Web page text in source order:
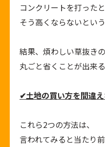
コンクリートを打ったと
そう高くならないとい
結果、煩わしい草抜き
丸ごと省くことが出来
✔土地の買い方を間違
これら2つの方法は、
言われてみると当たり